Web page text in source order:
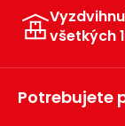
všetkých
Potrebujete